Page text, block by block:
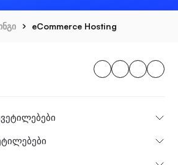
eCommerce Hosting